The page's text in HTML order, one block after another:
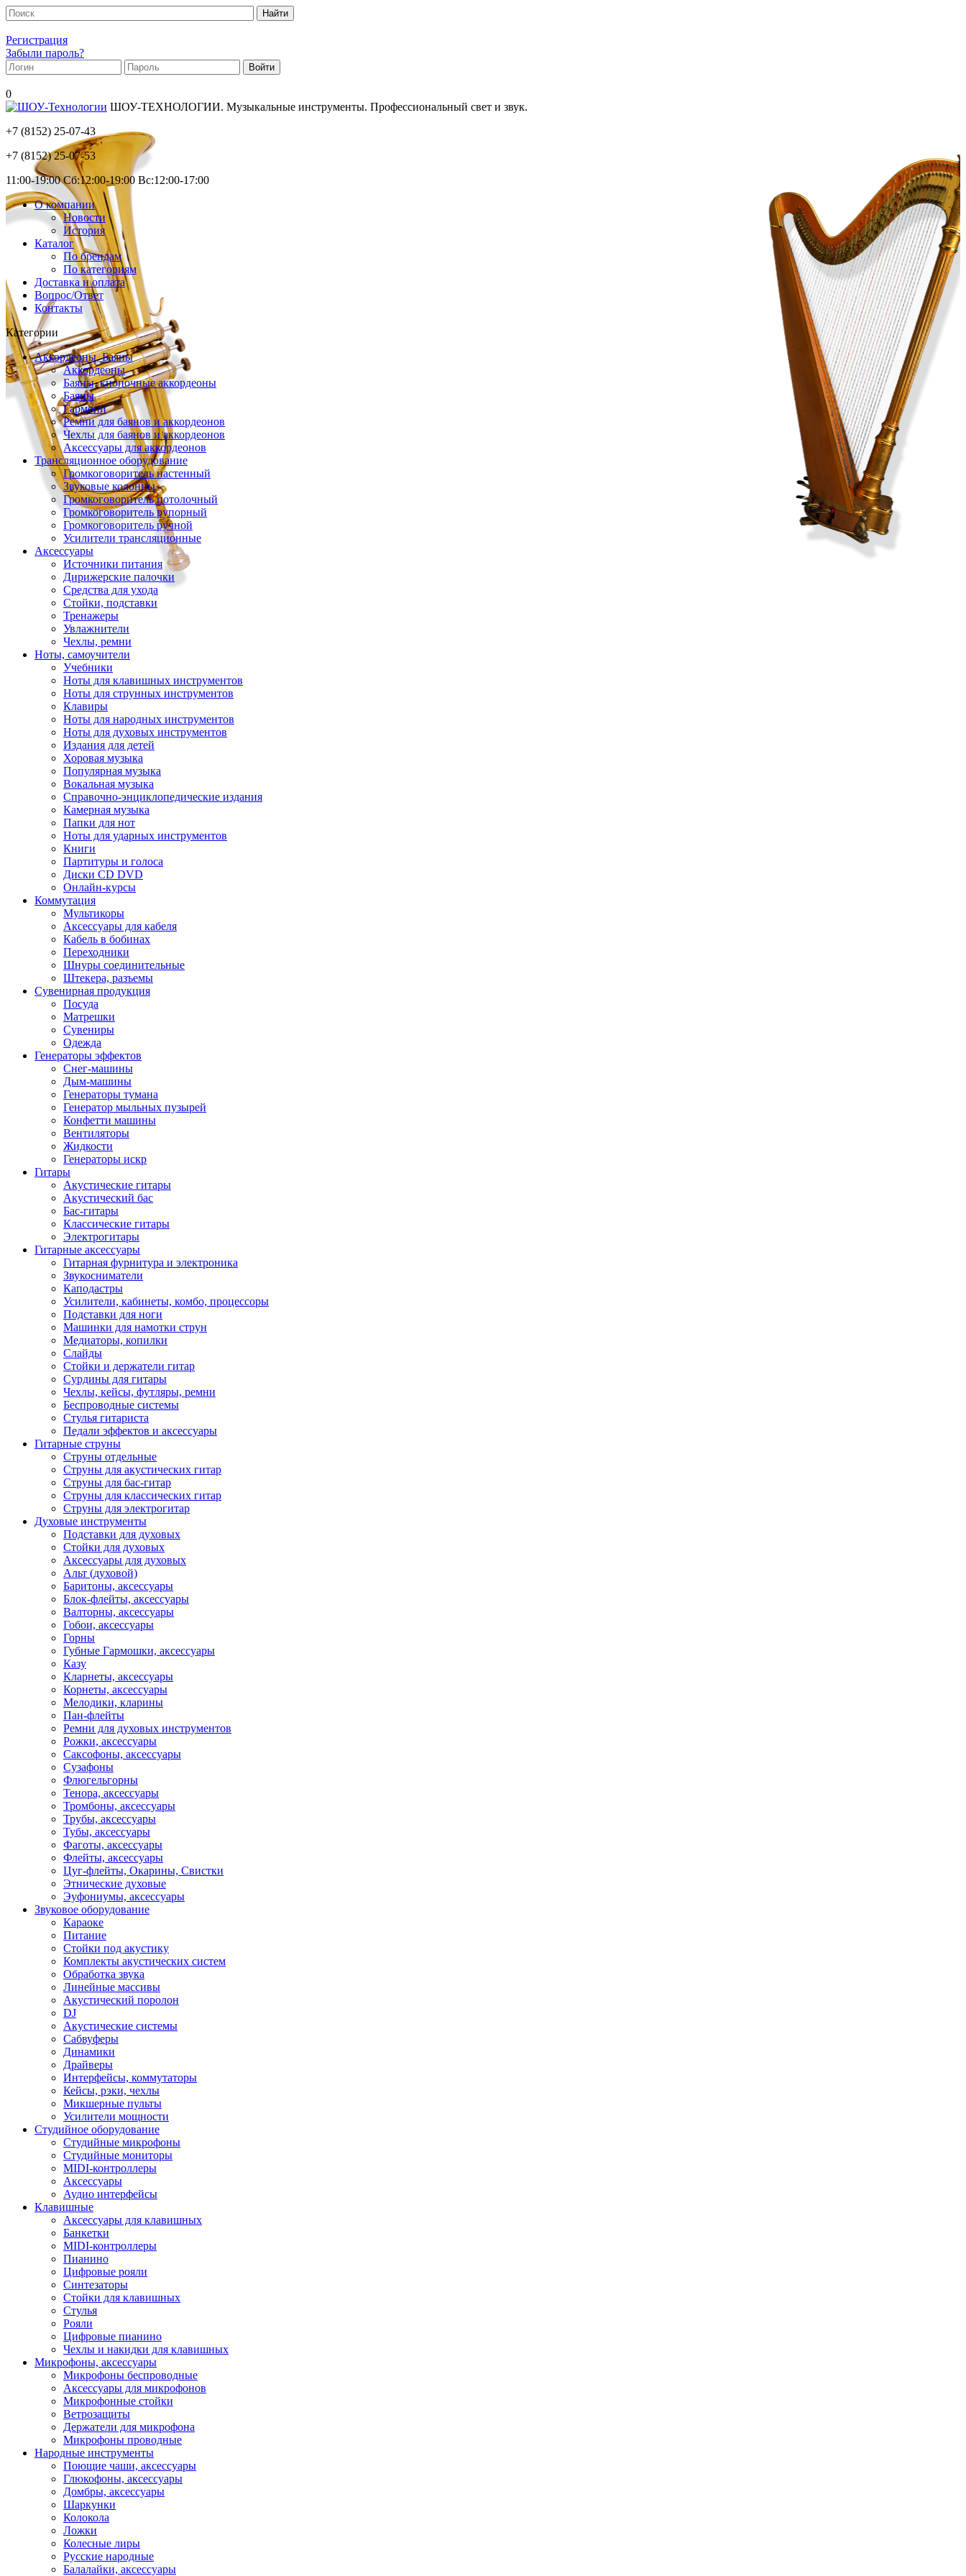
Регистрация
Забыли пароль?
0
ШОУ-ТЕХНОЛОГИИ. Музыкальные инструменты. Профессиональный свет и звук.
+7 (8152) 25-07-43
+7 (8152)25-07-53
11:00-19:00 Сб:12:00-19:00 Вс:12:00-17:00
О компании
Новости
История
Каталог
По брендам
По категориям
Доставка и оплата
Вопрос/Ответ
Контакты
Категории
Аккордеоны, Баяны
Аккордеоны
Баяны, кнопочные аккордеоны
Баяны
Гармони
Ремни для баянов и аккордеонов
Чехлы для баянов и аккордеонов
Аксессуары для аккордеонов
Трансляционное оборудование
Громкоговоритель настенный
Звуковые колонны
Громкоговоритель потолочный
Громкоговоритель рупорный
Громкоговоритель ручной
Усилители трансляционные
Аксессуары
Источники питания
Дирижерские палочки
Средства для ухода
Стойки, подставки
Тренажеры
Увлажнители
Чехлы, ремни
Ноты, самоучители
Учебники
Ноты для клавишных инструментов
Ноты для струнных инструментов
Клавиры
Ноты для народных инструментов
Ноты для духовых инструментов
Издания для детей
Хоровая музыка
Популярная музыка
Вокальная музыка
Справочно-энциклопедические издания
Камерная музыка
Папки для нот
Ноты для ударных инструментов
Книги
Партитуры и голоса
Диски CD DVD
Онлайн-курсы
Коммутация
Мультикоры
Аксессуары для кабеля
Кабель в бобинах
Переходники
Шнуры соединительные
Штекера, разъемы
Сувенирная продукция
Посуда
Матрешки
Сувениры
Одежда
Генераторы эффектов
Снег-машины
Дым-машины
Генераторы тумана
Генератор мыльных пузырей
Конфетти машины
Вентиляторы
Жидкости
Генераторы искр
Гитары
Акустические гитары
Акустический бас
Бас-гитары
Классические гитары
Электрогитары
Гитарные аксессуары
Гитарная фурнитура и электроника
Звукосниматели
Каподастры
Усилители, кабинеты, комбо, процессоры
Подставки для ноги
Машинки для намотки струн
Медиаторы, копилки
Слайды
Стойки и держатели гитар
Сурдины для гитары
Чехлы, кейсы, футляры, ремни
Беспроводные системы
Стулья гитариста
Педали эффектов и аксессуары
Гитарные струны
Струны отдельные
Струны для акустических гитар
Струны для бас-гитар
Струны для классических гитар
Струны для электрогитар
Духовые инструменты
Подставки для духовых
Стойки для духовых
Аксессуары для духовых
Альт (духовой)
Баритоны, аксессуары
Блок-флейты, аксессуары
Валторны, аксессуары
Гобои, аксессуары
Горны
Губные Гармошки, аксессуары
Казу
Кларнеты, аксессуары
Корнеты, аксессуары
Мелодики, кларины
Пан-флейты
Ремни для духовых инструментов
Рожки, аксессуары
Саксофоны, аксессуары
Сузафоны
Флюгельгорны
Тенора, аксессуары
Тромбоны, аксессуары
Трубы, аксессуары
Тубы, аксессуары
Фаготы, аксессуары
Флейты, аксессуары
Цуг-флейты, Окарины, Свистки
Этнические духовые
Эуфониумы, аксессуары
Звуковое оборудование
Караоке
Питание
Стойки под акустику
Комплекты акустических систем
Обработка звука
Линейные массивы
Акустический поролон
DJ
Акустические системы
Сабвуферы
Динамики
Драйверы
Интерфейсы, коммутаторы
Кейсы, рэки, чехлы
Микшерные пульты
Усилители мощности
Студийное оборудование
Студийные микрофоны
Студийные мониторы
MIDI-контроллеры
Аксессуары
Аудио интерфейсы
Клавишные
Аксессуары для клавишных
Банкетки
MIDI-контроллеры
Пианино
Цифровые рояли
Синтезаторы
Стойки для клавишных
Стулья
Рояли
Цифровые пианино
Чехлы и накидки для клавишных
Микрофоны, аксессуары
Микрофоны беспроводные
Аксессуары для микрофонов
Микрофонные стойки
Ветрозащиты
Держатели для микрофона
Микрофоны проводные
Народные инструменты
Поющие чаши, аксессуары
Глюкофоны, аксессуары
Домбры, аксессуары
Шаркунки
Колокола
Ложки
Колесные лиры
Русские народные
Балалайки, аксессуары